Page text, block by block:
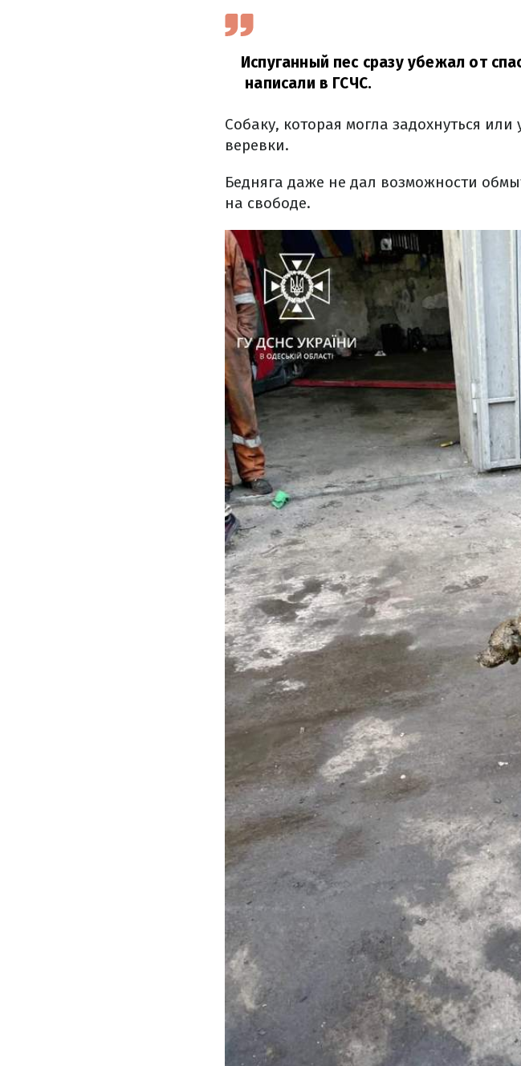
Испуганный пес сразу убежал от
написали в ГСЧС.
Собаку, которая могла задохнуться
веревки.
Бедняга даже не дал возможности
на свободе.